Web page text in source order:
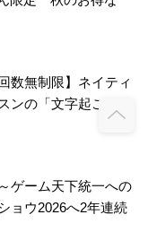
数無制限】ネイティ
ンの「文字起こし」
ゲーム天下統一への
ョウ2026へ2年連続